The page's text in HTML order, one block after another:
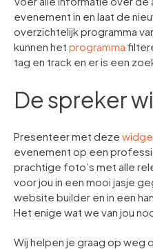
evenement in en laat de
overzichtelijk programma
kunnen het programma
tag en track en er is een
De spreker
Presenteer met deze
evenement op een
prachtige foto’s met alle
voor jou in een mooi jasje
website builder en in een
Het enige wat we van jou
Wij helpen je graag op weg